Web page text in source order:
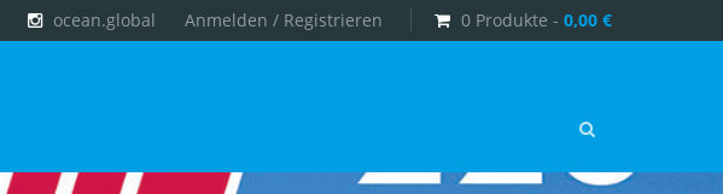
ocean.global Anmelden / Registrieren 0 Produkte - 0,00 €